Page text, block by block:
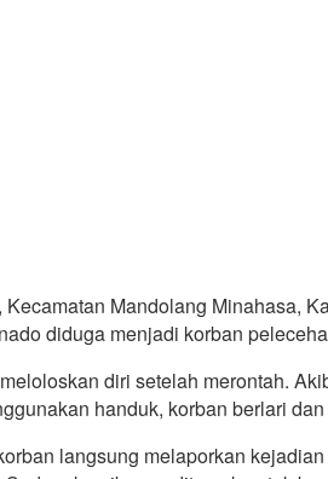
Mandolang Minahasa,
diduga menjadi korban
diri setelah merontah.
handuk, korban berlari
langsung melaporkan